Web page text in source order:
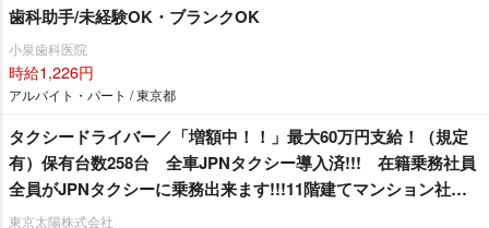
歯科助手/未経験OK・ブランクOK
小泉歯科医院
時給1,226円
アルバイト・パート / 東京都
タクシードライバー／「増額中！！」最大60万円支給！（規定
有）保有台数258台 全車JPNタクシー導入済!!! 在籍乗務社員
全員がJPNタクシーに乗務出来ます!!!11階建てマンション社
宅 1R1年間家賃無料！（規定有）
東京太陽株式会社